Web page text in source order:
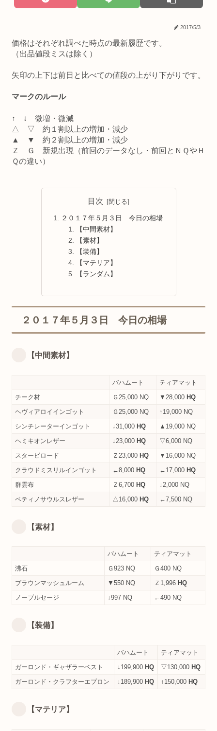
2017/5/3
価格はそれぞれ調べた時点の最新履歴です。
（出品値段ミスは除く）
矢印の上下は前日と比べての値段の上がり下がりです。
マークのルール
↑ ↓ 微増・微減
△ ▽ 約１割以上の増加・減少
▲ ▼ 約２割以上の増加・減少
Ｚ Ｇ 新規出現（前回のデータなし・前回とＮＱやＨ
Ｑの違い）
目次
２０１７年５月３日 今日の相場
【中間素材】
【素材】
【装備】
【マテリア】
【ランダム】
２０１７年５月３日 今日の相場
【中間素材】
バハムート
ティアマット
チーク材
Ｇ25,000 NQ ▼28,000 HQ
ヘヴィアロイインゴット
Ｇ25,000 NQ
↑19,000 NQ
シンチレーターインゴット
↓31,000 HQ
▲19,000 NQ
ヘミキオンレザー
↓23,000 HQ
▽6,000 NQ
スタービロード
Ｚ23,000 HQ
▼16,000 NQ
クラウドミスリルインゴット
←8,000 HQ ←17,000 HQ
群雲布
Ｚ6,700 HQ
↓2,000 NQ
ペティノサウルスレザー
△16,000 HQ ←7,500 NQ
【素材】
バハムート
ティアマット
沸石
Ｇ923 NQ
Ｇ400 NQ
ブラウンマッシュルーム
▼550 NQ Ｚ1,996 HQ
ノーブルセージ
↓997 NQ ←490 NQ
【装備】
バハムート
ティアマット
ガーロンド・ギャザラーベスト
↓199,900 HQ ▽130,000 HQ
ガーロンド・クラフターエプロン
↓189,900 HQ ↑150,000 HQ
【マテリア】